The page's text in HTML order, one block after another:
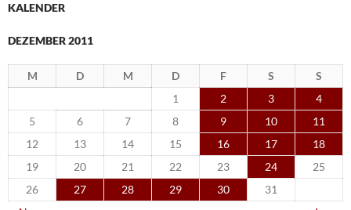
KALENDER
DEZEMBER 2011
M D M D F S
S
1
2 3
4
5
6 7 8 9 10
11
12
13 14 15 16 17
18
19
20 21 22 23 24
25
26
27 28 29 30
31